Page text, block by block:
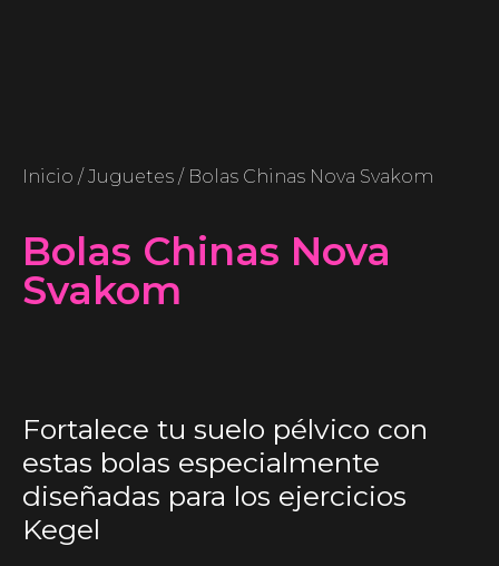
Inicio / Juguetes / Bolas Chinas Nova Svakom
Bolas Chinas Nova
Svakom
Fortalece tu suelo pélvico con
estas bolas especialmente
diseñadas para los ejercicios
Kegel